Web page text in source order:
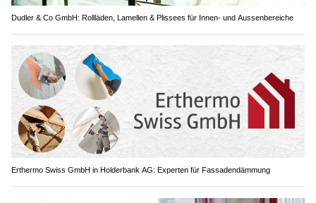
Dudler & Co GmbH: Rollläden, Lamellen & Plissees für Innen- und Aussenbereiche
Erthermo Swiss GmbH in Holderbank AG: Experten für Fassadendämmung